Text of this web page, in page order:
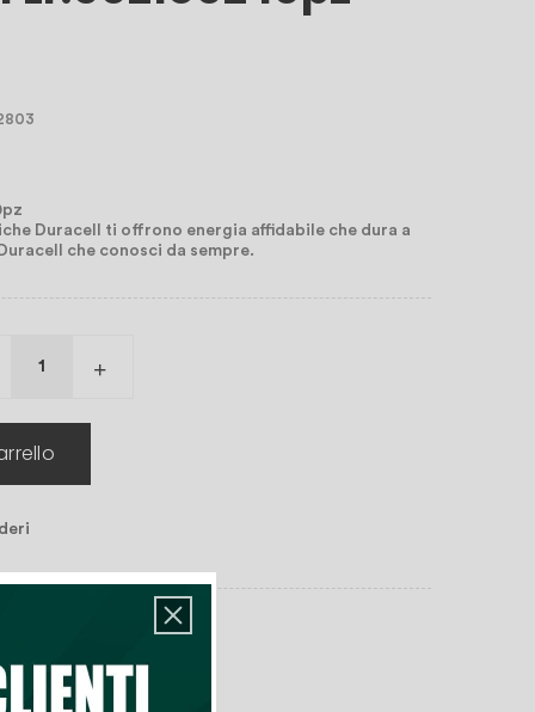
Duracell ti offrono energia affidabile che dura a
che conosci da sempre.